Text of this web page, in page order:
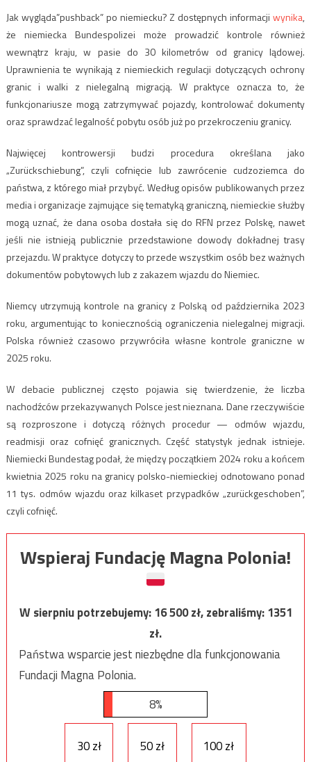
Jak wygląda”pushback” po niemiecku? Z dostępnych informacjiwynika,
że niemiecka Bundespolizei może prowadzić kontrole również
wewnątrz kraju, w pasie do 30 kilometrów od granicy lądowej.
Uprawnienia te wynikają z niemieckich regulacji dotyczących ochrony
granic i walki z nielegalną migracją. W praktyce oznacza to, że
funkcjonariusze mogą zatrzymywać pojazdy, kontrolować dokumenty
oraz sprawdzać legalność pobytu osób już po przekroczeniu granicy.
Najwięcej kontrowersji budzi procedura określana jako
„Zurückschiebung”, czyli cofnięcie lub zawrócenie cudzoziemca do
państwa, z którego miał przybyć. Według opisów publikowanych przez
media i organizacje zajmujące się tematyką graniczną, niemieckie służby
mogą uznać, że dana osoba dostała się do RFN przez Polskę, nawet
jeśli nie istnieją publicznie przedstawione dowody dokładnej trasy
przejazdu. W praktyce dotyczy to przede wszystkim osób bez ważnych
dokumentów pobytowych lub z zakazem wjazdu do Niemiec.
Niemcy utrzymują kontrole na granicy z Polską od października 2023
roku, argumentując to koniecznością ograniczenia nielegalnej migracji.
Polska również czasowo przywróciła własne kontrole graniczne w
2025 roku.
W debacie publicznej często pojawia się twierdzenie, że liczba
nachodźców przekazywanych Polsce jest nieznana. Dane rzeczywiście
są rozproszone i dotyczą różnych procedur — odmów wjazdu,
readmisji oraz cofnięć granicznych. Część statystyk jednak istnieje.
Niemiecki Bundestag podał, że między początkiem 2024 roku a końcem
kwietnia 2025 roku na granicy polsko-niemieckiej odnotowano ponad
11 tys. odmów wjazdu oraz kilkaset przypadków „zurückgeschoben”,
czyli cofnięć.
Wspieraj Fundację Magna Polonia!
W sierpniu potrzebujemy:16 500zł, zebraliśmy:1351
zł.
Państwa wsparcie jest niezbędne dla funkcjonowania
Fundacji Magna Polonia.
8%
30 zł 50 zł 100 zł